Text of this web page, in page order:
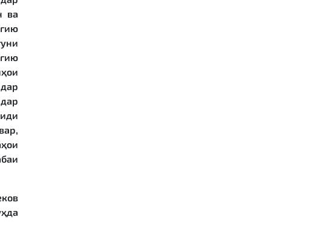
ва